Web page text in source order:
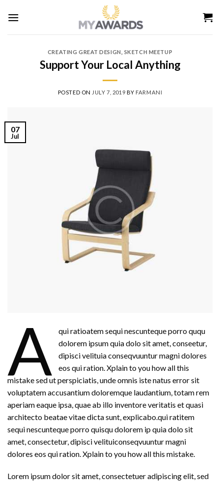
CREATING GREAT DESIGN SKETCH MEETUP
Support Your Local Anything
POSTED ON JULY 7, 2019 BY FARMANI
07
Jul
A
qui ratioatem sequi nescunteque porro ququ
dolorem ipsum quia dolo sit amet, conseetur,
dipisci velituia conseqvuuntur magni dolores
eos qui ration. Xplain to you how all this
mistake sed ut perspiciatis, unde omnis iste natus error sit
voluptatem accusantium doloremque laudantium, totam rem
aperiam eaque ipsa, quae ab illo inventore veritatis et quasi
architecto beatae vitae dicta sunt, explicabo.qui ratitem
sequi nescunteque porro quisqu dolorem ip quia dolo sit
amet, consectetur, dipisci velituiconseqvuuntur magni
dolores eos qui ration. Xplain to you how all this mistake.
Lorem ipsum dolor sit amet, consectetuer adipiscing elit, sed